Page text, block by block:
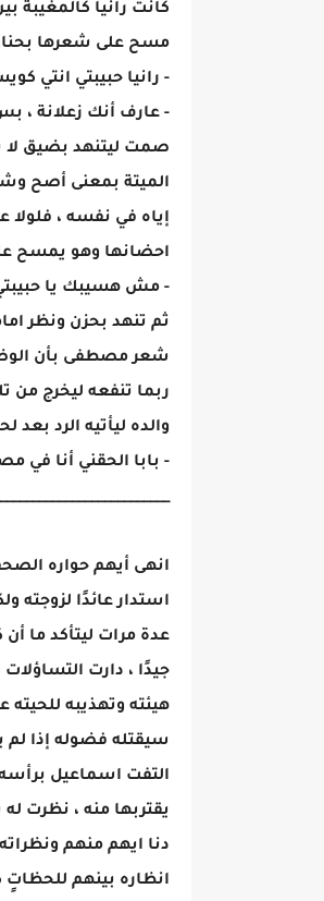
كانت رانيا كالمغيبة
مسح على شعرها بحنانٍ
- رانيا حبيبتي انتي
- عارف أنك زعلانة ،
صمت ليتنهد بضيق لا
الميتة بمعنى أصح
إياه في نفسه ،
احضانها وهو يمسح
- مش هسيبك يا
ثم تنهد بحزن ونظر
شعر مصطفى بأن
ربما تنفعه ليخرج من
والده ليأتيه الرد
- بابا الحقني أنا في
انهى أيهم حواره
استدار عائدًا
عدة مرات ليتأكد ما
جيدًا ، دارت
هيئته وتهذيبه
سيقتله فضوله إذا لم
التفت اسماعيل برأسه
يقتربها منه ، نظرت
دنا ايهم منهم
انظاره بينهم للحظاتٍ